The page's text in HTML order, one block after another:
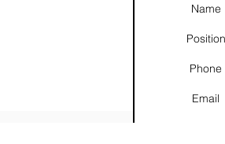
Name
Position
Phone
Email